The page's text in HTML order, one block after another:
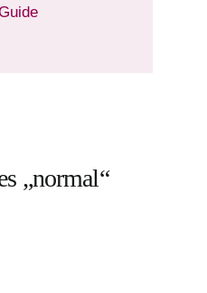
„normal“